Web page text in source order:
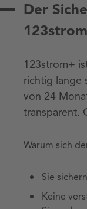
Der
123strom+
richtig lange
von 24
transparent.
Warum sich
Sie
Keine